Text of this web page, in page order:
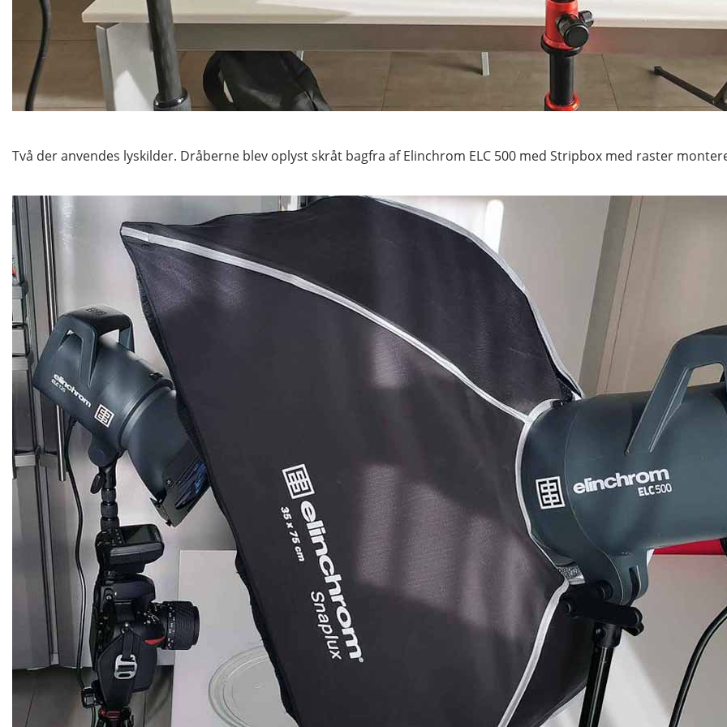
Två der anvendes lyskilder. Dråberne blev oplyst skråt bagfra af Elinchrom ELC 500 med Stripbox med raster